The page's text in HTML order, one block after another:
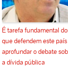
É tarefa fundamental
que defendem este país
aprofundar o debate
a dívida pública